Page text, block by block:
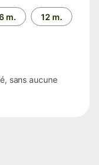
m. 12 m.
sans aucune